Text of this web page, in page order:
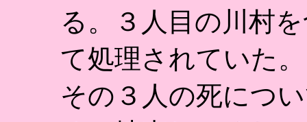
る。３人目の川村
て処理されていた
その３人の死につ